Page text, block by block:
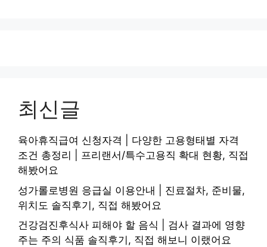
최신글
육아휴직급여 신청자격 | 다양한 고용형태별 자격
조건 총정리 | 프리랜서/특수고용직 확대 현황, 직접
해봤어요
성가롤로병원 응급실 이용안내 | 진료절차, 준비물,
위치도 솔직후기, 직접 해봤어요
건강검진후식사 피해야 할 음식 | 검사 결과에 영향
주는 주의 식품 솔직후기, 직접 해보니 이랬어요